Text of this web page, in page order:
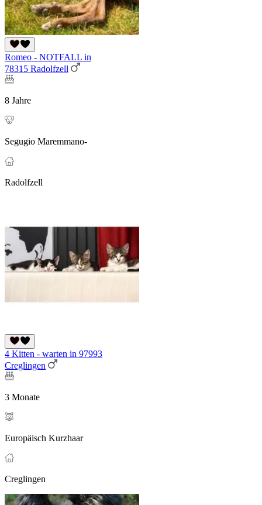
Romeo - NOTFALL in
78315 Radolfzell
8 Jahre
Segugio Maremmano-
Radolfzell
4 Kitten - warten in 97993
Creglingen
3 Monate
Europäisch Kurzhaar
Creglingen